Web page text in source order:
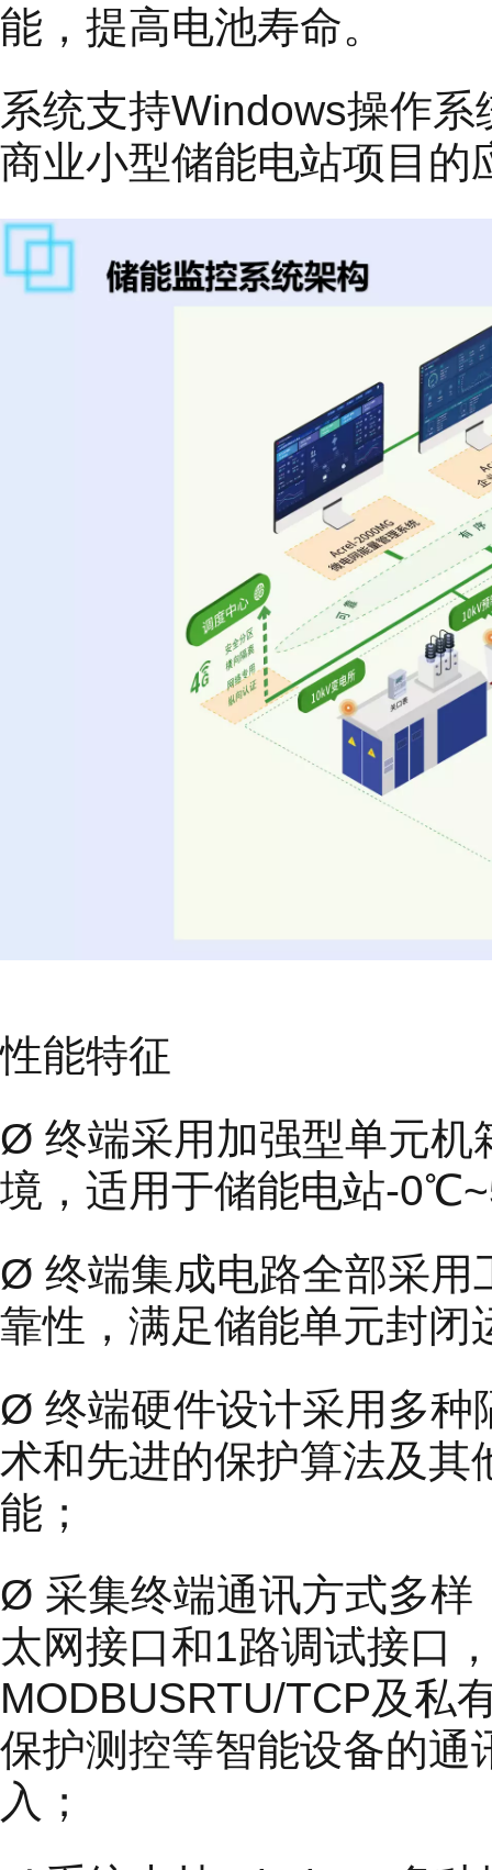
能，提高电池寿命。
系统支持Windows操作
商业小型储能电站项目的
性能特征
Ø 终端采用加强型单元机
境，适用于储能电站-
Ø 终端集成电路全部采用
靠性，满足储能单元封闭
Ø 终端硬件设计采用多种
术和先进的保护算法及其
能；
Ø 采集终端通讯方式多样
太网接口和1路调试接口
MODBUSRTU/TCP及私
保护测控等智能设备的通
入；